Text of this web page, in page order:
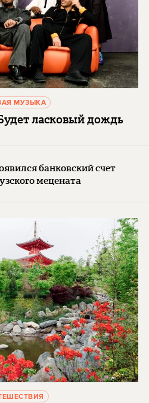
МУЗЫКА
ласковый дождь
банковский счет
мецената